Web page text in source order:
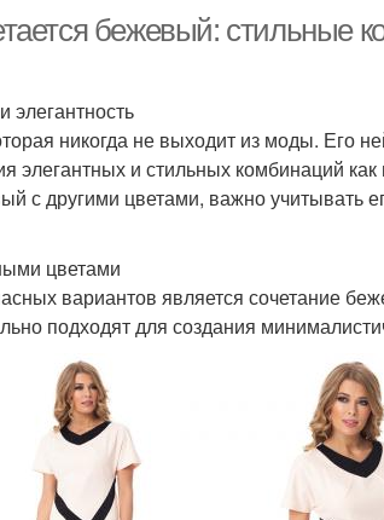
бежевый: стильные
элегантность
никогда не выходит из моды. Его
и стильных комбинаций
с другими цветами, важно учитывать
цветами
вариантов является сочетание
подходят для создания